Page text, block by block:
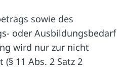
sowie des
oder Ausbildungsbedarf
wird nur zur nicht
11 Abs. 2 Satz 2